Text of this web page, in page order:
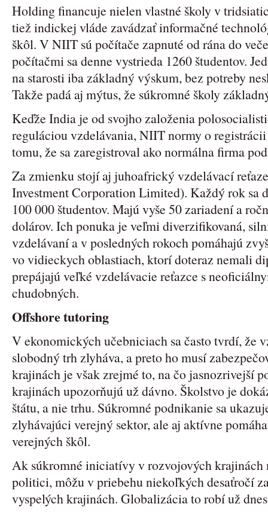
Holding financuje nielen vlastné školy v
tiež indickej vláde zavádzať informačné
škôl. V NIIT sú počítače zapnuté od rána do
počítačmi sa denne vystrieda 1260 študentov.
na starosti iba základný výskum, bez potreby
Takže padá aj mýtus, že súkromné školy
Keďže India je od svojho založenia
reguláciou vzdelávania, NIIT normy o
tomu, že sa zaregistroval ako normálna firma
Za zmienku stojí aj juhoafrický vzdelávací
Investment Corporation Limited). Každý rok sa
100 000 študentov. Majú vyše 50 zariadení a
dolárov. Ich ponuka je veľmi diverzifikovaná,
vzdelávaní a v posledných rokoch pomáhajú
vo vidieckych oblastiach, ktorí doteraz nemali
prepájajú veľké vzdelávacie reťazce s
chudobných.
Offshore tutoring
V ekonomických učebniciach sa často tvrdí, že
slobodný trh zlyháva, a preto ho musí
krajinách je však zrejmé to, na čo jasnozrivejší
krajinách upozorňujú už dávno. Školstvo je
štátu, a nie trhu. Súkromné podnikanie sa
zlyhávajúci verejný sektor, ale aj aktívne
verejných škôl.
Ak súkromné iniciatívy v rozvojových krajinách
politici, môžu v priebehu niekoľkých desaťročí
vyspelých krajinách. Globalizácia to robí už